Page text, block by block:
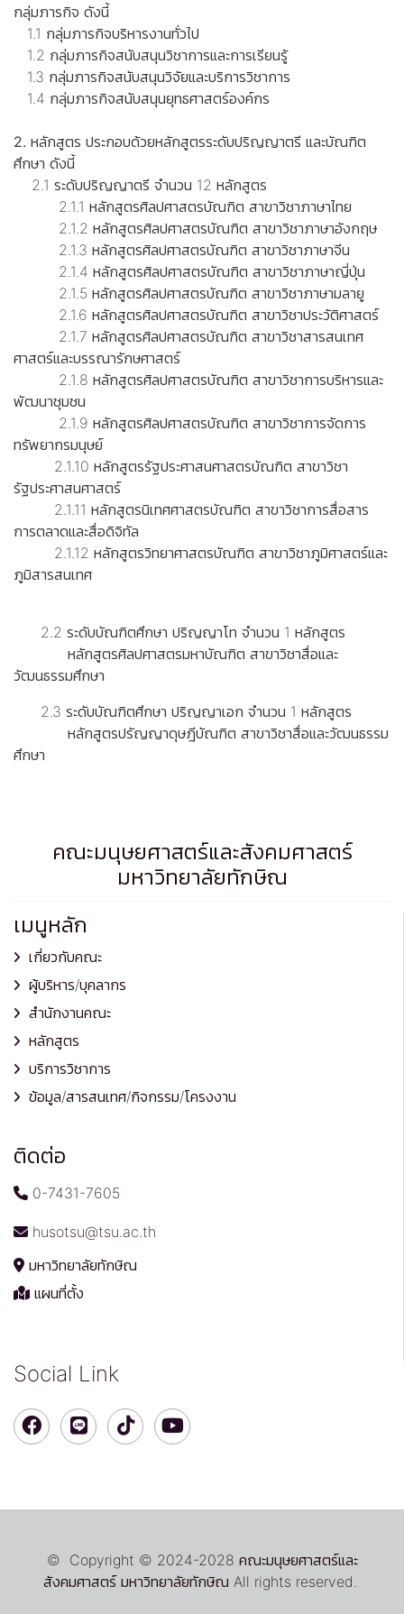
กลุ่มภารกิจ ดังนี้
1.1 กลุ่มภารกิจบริหารงานทั่วไป
1.2 กลุ่มภารกิจสนับสนุนวิชาการและการเรียนรู้
1.3 กลุ่มภารกิจสนับสนุนวิจัยและบริการวิชาการ
1.4 กลุ่มภารกิจสนับสนุนยุทธศาสตร์องค์กร
2. หลักสูตร ประกอบด้วยหลักสูตรระดับปริญญาตรี และบัณฑิต
ศึกษา ดังนี้
2.1 ระดับปริญญาตรี จำนวน 12 หลักสูตร
2.1.1 หลักสูตรศิลปศาสตรบัณฑิต สาขาวิชาภาษาไทย
2.1.2 หลักสูตรศิลปศาสตรบัณฑิต สาขาวิชาภาษาอังกฤษ
2.1.3 หลักสูตรศิลปศาสตรบัณฑิต สาขาวิชาภาษาจีน
2.1.4 หลักสูตรศิลปศาสตรบัณฑิต สาขาวิชาภาษาญี่ปุ่น
2.1.5 หลักสูตรศิลปศาสตรบัณฑิต สาขาวิชาภาษามลายู
2.1.6 หลักสูตรศิลปศาสตรบัณฑิต สาขาวิชาประวัติศาสตร์
2.1.7 หลักสูตรศิลปศาสตรบัณฑิต สาขาวิชาสารสนเทศ
ศาสตร์และบรรณารักษศาสตร์
2.1.8 หลักสูตรศิลปศาสตรบัณฑิต สาขาวิชาการบริหารและ
พัฒนาชุมชน
2.1.9 หลักสูตรศิลปศาสตรบัณฑิต สาขาวิชาการจัดการ
ทรัพยากรมนุษย์
2.1.10 หลักสูตรรัฐประศาสนศาสตรบัณฑิต สาขาวิชา
รัฐประศาสนศาสตร์
2.1.11 หลักสูตรนิเทศศาสตรบัณฑิต สาขาวิชาการสื่อสาร
การตลาดและสื่อดิจิทัล
2.1.12 หลักสูตรวิทยาศาสตรบัณฑิต สาขาวิชาภูมิศาสตร์และ
ภูมิสารสนเทศ
2.2 ระดับบัณฑิตศึกษา ปริญญาโท จำนวน 1 หลักสูตร
หลักสูตรศิลปศาสตรมหาบัณฑิต สาขาวิชาสื่อและ
วัฒนธรรมศึกษา
2.3 ระดับบัณฑิตศึกษา ปริญญาเอก จำนวน 1 หลักสูตร
หลักสูตรปรัญญาดุษฎีบัณฑิต สาขาวิชาสื่อและวัฒนธรรม
ศึกษา
คณะมนุษยศาสตร์และสังคมศาสตร์
มหาวิทยาลัยทักษิณ
เมนูหลัก
เกี่ยวกับคณะ
ผู้บริหาร/บุคลากร
สำนักงานคณะ
หลักสูตร
บริการวิชาการ
ข้อมูล/สารสนเทศ/กิจกรรม/โครงงาน
ติดต่อ
0-7431-7605
husotsu@tsu.ac.th
มหาวิทยาลัยทักษิณ
แผนที่ตั้ง
Social Link
© Copyright © 2024-2028 คณะมนุษยศาสตร์และ
สังคมศาสตร์ มหาวิทยาลัยทักษิณ All rights reserved.